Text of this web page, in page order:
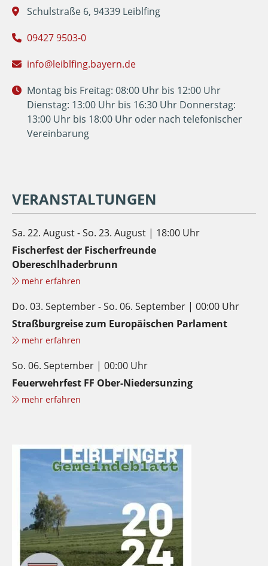
Schulstraße 6, 94339 Leiblfing
09427 9503-0
info@leiblfing.bayern.de
Montag bis Freitag: 08:00 Uhr bis 12:00 Uhr
Dienstag: 13:00 Uhr bis 16:30 Uhr Donnerstag:
13:00 Uhr bis 18:00 Uhr oder nach telefonischer
Vereinbarung
VERANSTALTUNGEN
Sa. 22. August - So. 23. August | 18:00 Uhr
Fischerfest der Fischerfreunde
Obereschlhaderbrunn
mehr erfahren
Do. 03. September - So. 06. September | 00:00 Uhr
Straßburgreise zum Europäischen Parlament
mehr erfahren
So. 06. September | 00:00 Uhr
Feuerwehrfest FF Ober-Niedersunzing
mehr erfahren